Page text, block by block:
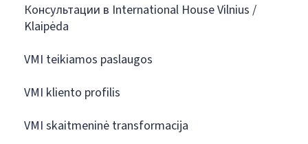
Консультации в International House Vilnius /
Klaipėda
VMI teikiamos paslaugos
VMI kliento profilis
VMI skaitmeninė transformacija